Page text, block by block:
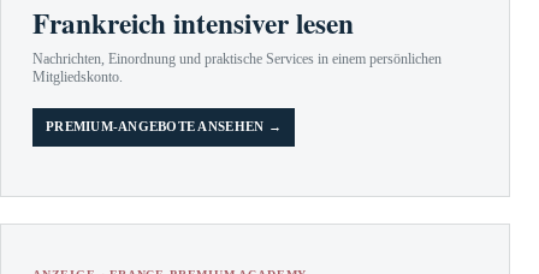
Frankreich intensiver lesen
Nachrichten, Einordnung und praktische Services in einem persönlichen
Mitgliedskonto.
PREMIUM-ANGEBOTE ANSEHEN →